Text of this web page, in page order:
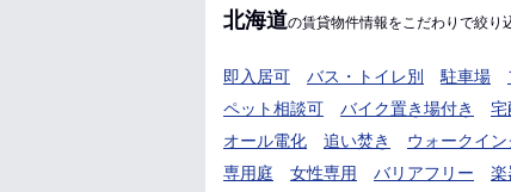
北海道の賃貸物件情報をこだわりで絞り
即入居可 バス・トイレ別 駐車場
ペット相談可
バイク置き場付き 宅
オール電化
追い焚き ウォークイ
専用庭
女性専用 バリアフリー 楽